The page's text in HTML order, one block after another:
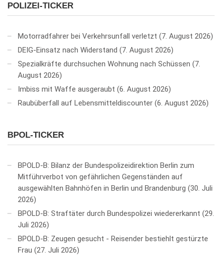
POLIZEI-TICKER
Motorradfahrer bei Verkehrsunfall verletzt
7. August 2026
DEIG-Einsatz nach Widerstand
7. August 2026
Spezialkräfte durchsuchen Wohnung nach Schüssen
7.
August 2026
Imbiss mit Waffe ausgeraubt 6. August 2026
Raubüberfall auf Lebensmitteldiscounter 6. August 2026
BPOL-TICKER
BPOLD-B: Bilanz der Bundespolizeidirektion Berlin zum
Mitführverbot von gefährlichen Gegenständen auf
ausgewählten Bahnhöfen in Berlin und Brandenburg 30. Juli
2026
BPOLD-B: Straftäter durch Bundespolizei wiedererkannt
29.
Juli 2026
BPOLD-B: Zeugen gesucht - Reisender bestiehlt gestürzte
Frau
27. Juli 2026